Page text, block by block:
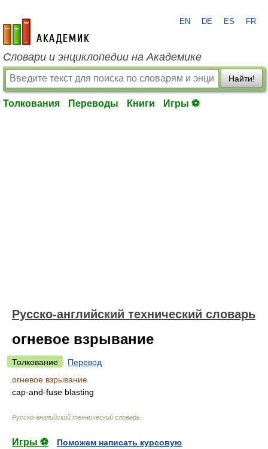
academic.ru
EN DE ES FR
Словари и энциклопедии на Академике
Найти!
Толкования Переводы Книги Игры ⚽
Русско-английский технический словарь
огневое взрывание
Толкование
Перевод
огневое взрывание
cap-and-fuse blasting
Русско-английский технический словарь
Игры ⚽
Поможем написать курсовую